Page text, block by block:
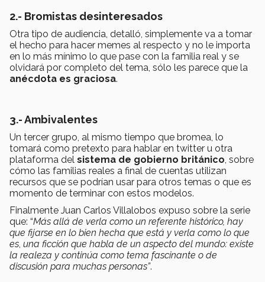
2.- Bromistas desinteresados
Otra tipo de audiencia, detalló, simplemente va a tomar
el hecho para hacer memes al respecto y no le importa
en lo más mínimo lo que pase con la familia real y se
olvidará por completo del tema, sólo les parece que la
anécdota es graciosa.
3.- Ambivalentes
Un tercer grupo, al mismo tiempo que bromea, lo
tomará como pretexto para hablar en twitter u otra
plataforma del sistema de gobierno británico , sobre
cómo las familias reales a final de cuentas utilizan
recursos que se podrían usar para otros temas o que es
momento de terminar con estos modelos.
Finalmente Juan Carlos Villalobos expuso sobre la serie
que: “Más allá de verla como un referente histórico, hay
que fijarse en lo bien hecha que está y verla como lo que
es una ficción que habla de un aspecto del mundo: existe
la realeza y continúa como tema fascinante o de
discusión para muchas personas”.